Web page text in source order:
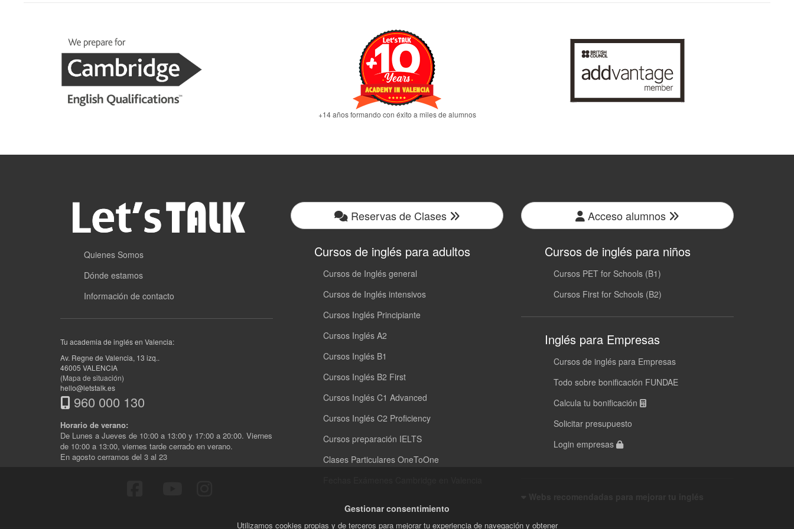
+14 años formando con éxito a miles de alumnos
Quienes Somos
Dónde estamos
Información de contacto
Tu academia de inglés en Valencia:
Av. Regne de Valencia, 13 izq..
46005 VALENCIA
(Mapa de situación)
hello@letstalk.es
960 000 130
Horario de verano:
De Lunes a Jueves de 10:00 a 13:00 y 17:00 a 20:00. Viernes
de 10:00 a 13:00, viernes tarde cerrado en verano.
En agosto cerramos del 3 al 23
Reservas de Clases
Cursos de inglés para adultos
Cursos de Inglés general
Cursos de Inglés intensivos
Cursos Inglés Principiante
Cursos Inglés A2
Cursos Inglés B1
Cursos Inglés B2 First
Cursos Inglés C1 Advanced
Cursos Inglés C2 Proficiency
Cursos preparación IELTS
Clases Particulares OneToOne
Acceso alumnos
Cursos de inglés para niños
Cursos PET for Schools (B1)
Cursos First for Schools (B2)
Inglés para Empresas
Cursos de inglés para Empresas
Todo sobre bonificación FUNDAE
Calcula tu bonificación
Solicitar presupuesto
Login empresas
Gestionar consentimiento
Utilizamos cookies propias y de terceros para mejorar tu experiencia de navegación y obtener